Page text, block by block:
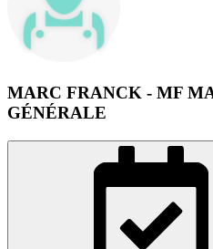
MARC FRANCK - MF
GÉNÉRALE